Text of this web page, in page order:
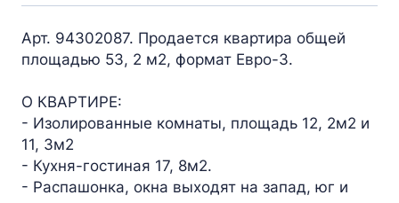
Арт. 94302087. Продается квартира общей
площадью 53, 2 м2, формат Евро-3.
О КВАРТИРЕ:
- Изолированные комнаты, площадь 12, 2м2 и
11, 3м2
- Кухня-гостиная 17, 8м2.
- Распашонка, окна выходят на запад, юг и